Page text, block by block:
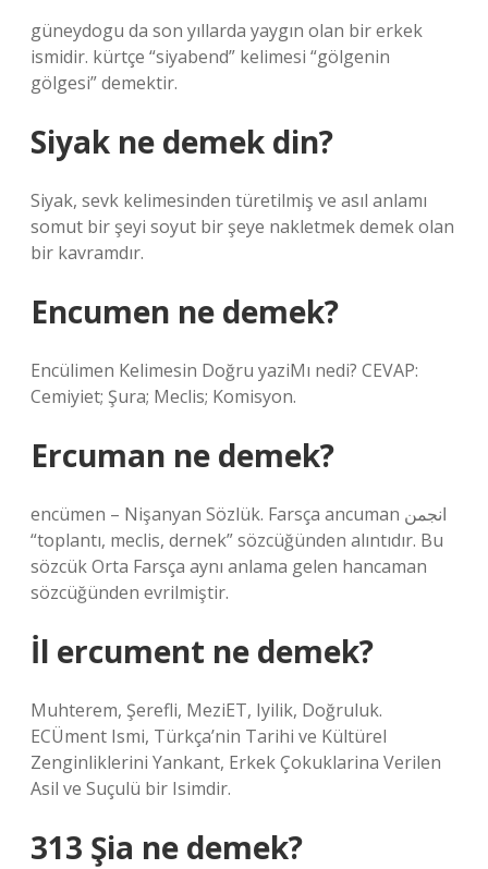
güneydogu da son yıllarda yaygın olan bir erkek
ismidir. kürtçe “siyabend” kelimesi “gölgenin
gölgesi” demektir.
Siyak ne demek din?
Siyak, sevk kelimesinden türetilmiş ve asıl anlamı
somut bir şeyi soyut bir şeye nakletmek demek olan
bir kavramdır.
Encumen ne demek?
Encülimen Kelimesin Doğru yaziMı nedi? CEVAP:
Cemiyiet; Şura; Meclis; Komisyon.
Ercuman ne demek?
encümen – Nişanyan Sözlük. Farsça ancuman انجمن
“toplantı, meclis, dernek” sözcüğünden alıntıdır. Bu
sözcük Orta Farsça aynı anlama gelen hancaman
sözcüğünden evrilmiştir.
İl ercument ne demek?
Muhterem, Şerefli, MeziET, Iyilik, Doğruluk.
ECÜment Ismi, Türkça’nin Tarihi ve Kültürel
Zenginliklerini Yankant, Erkek Çokuklarina Verilen
Asil ve Suçulü bir Isimdir.
313 Şia ne demek?